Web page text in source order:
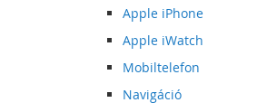
Apple iPhone
Apple iWatch
Mobiltelefon
Navigáció